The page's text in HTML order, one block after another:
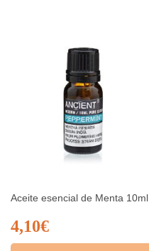
Aceite esencial de Menta 10ml
4,10€